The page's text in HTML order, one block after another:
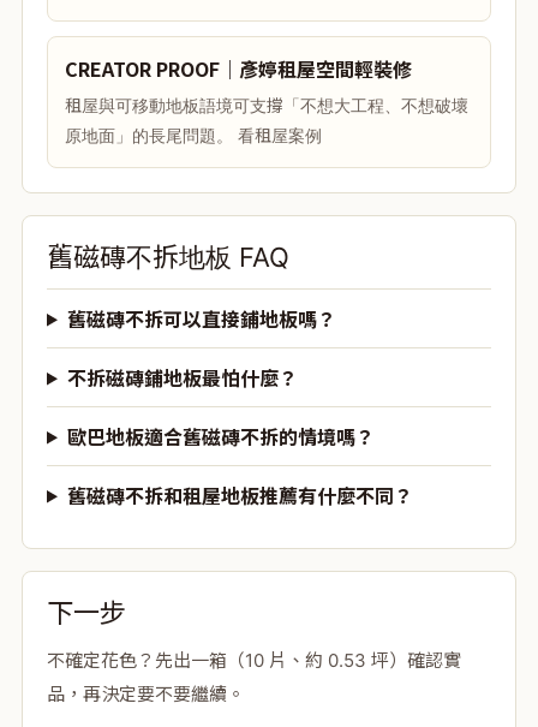
CREATOR PROOF｜彥婷租屋空間輕裝修
租屋與可移動地板語境可支撐「不想大工程、不想破壞
原地面」的長尾問題。 看租屋案例
舊磁磚不拆地板 FAQ
舊磁磚不拆可以直接鋪地板嗎？
不拆磁磚鋪地板最怕什麼？
歐巴地板適合舊磁磚不拆的情境嗎？
舊磁磚不拆和租屋地板推薦有什麼不同？
下一步
不確定花色？先出一箱（10 片、約 0.53 坪）確認實
品，再決定要不要繼續。